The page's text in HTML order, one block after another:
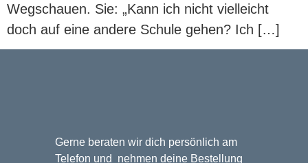
Wegschauen. Sie: „Kann ich nicht vielleicht
doch auf eine andere Schule gehen? Ich […]
Gerne beraten wir dich persönlich am
Telefon und nehmen deine Bestellung